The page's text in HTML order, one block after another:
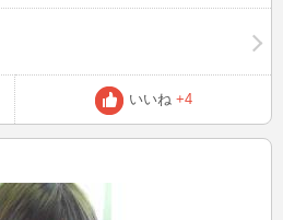
仕事柄、そう思うんやって(笑) 「い
」って笑い飛ばしたけど、桜ってほ
いいね +4